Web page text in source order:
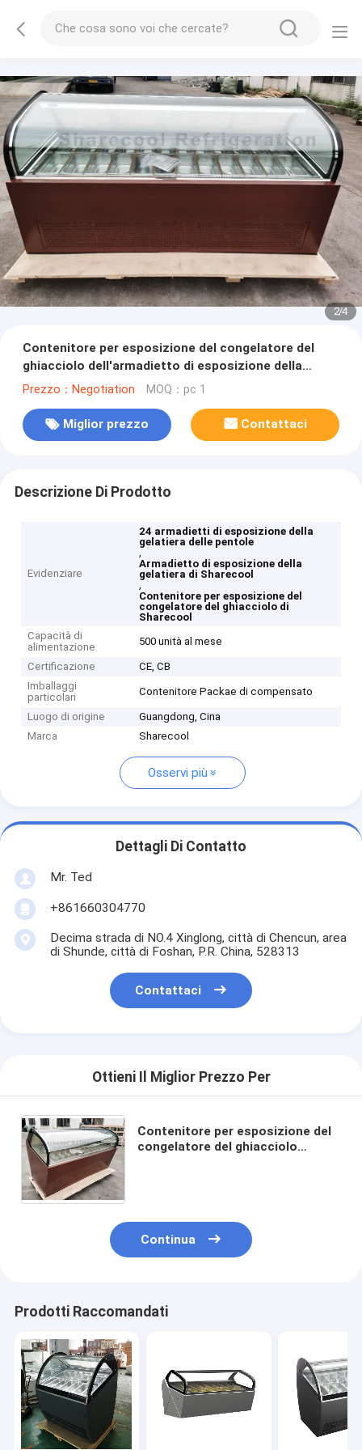
2/4
Contenitore per esposizione del congelatore del
ghiacciolo dell'armadietto di esposizione della
gelatiera delle pentole di Sharecool 24
Prezzo：Negotiation MOQ：pc 1
Miglior prezzo Contattaci
Descrizione Di Prodotto
Evidenziare
24 armadietti di esposizione della
gelatiera delle pentole
,
Armadietto di esposizione della
gelatiera di Sharecool
,
Contenitore per esposizione del
congelatore del ghiacciolo di
Sharecool
Capacità di
alimentazione
500 unità al mese
Certificazione
CE, CB
Imballaggi
particolari
Contenitore Packae di compensato
Luogo di origine
Guangdong, Cina
Marca
Sharecool
Osservi più
Dettagli Di Contatto
Mr. Ted
+861660304770
Decima strada di NO.4 Xinglong, città di Chencun, area
di Shunde, città di Foshan, P.R. China, 528313
Contattaci
Ottieni Il Miglior Prezzo Per
Contenitore per esposizione del
congelatore del ghiacciolo
Continua
Prodotti Raccomandati